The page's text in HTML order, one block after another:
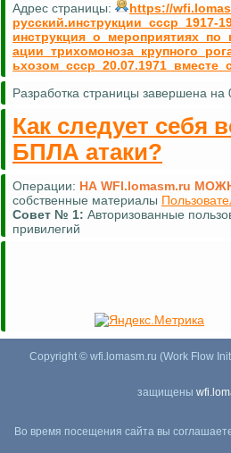
Адрес страницы:
https://
русский.инструкции_ссср_1917-
Разработка страницы завершена на
Как следует себя
БПЛА атаки?
Операции: НА WFI.lomasm.ru
собственные материалы
Совет № 1: Авторизованные
привилегий
Copyright © wfi.lomasm.ru (Work Flow
защищены
Во время посещения сайта вы